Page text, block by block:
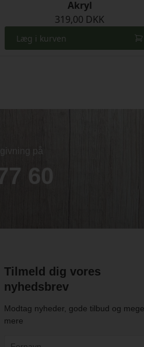
Akryl
319,00 DKK
Læg i kurven
på
60
Tilmeld dig vores
nyhedsbrev
Modtag nyheder, gode tilbud og
mere